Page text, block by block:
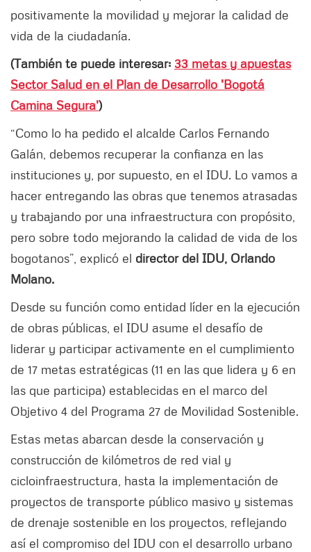
positivamente la movilidad y mejorar la calidad de
vida de la ciudadanía.
(También te puede interesar: 33 metas y apuestas
Sector Salud en el Plan de Desarrollo 'Bogotá
Camina Segura')
“Como lo ha pedido el alcalde Carlos Fernando
Galán, debemos recuperar la confianza en las
instituciones y, por supuesto, en el IDU. Lo vamos a
hacer entregando las obras que tenemos atrasadas
y trabajando por una infraestructura con propósito,
pero sobre todo mejorando la calidad de vida de los
bogotanos”, explicó el director del IDU, Orlando
Molano.
Desde su función como entidad líder en la ejecución
de obras públicas, el IDU asume el desafío de
liderar y participar activamente en el cumplimiento
de 17 metas estratégicas (11 en las que lidera y 6 en
las que participa) establecidas en el marco del
Objetivo 4 del Programa 27 de Movilidad Sostenible.
Estas metas abarcan desde la conservación y
construcción de kilómetros de red vial y
cicloinfraestructura, hasta la implementación de
proyectos de transporte público masivo y sistemas
de drenaje sostenible en los proyectos, reflejando
así el compromiso del IDU con el desarrollo urbano